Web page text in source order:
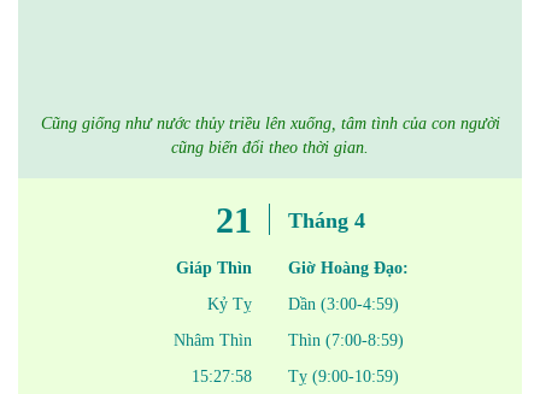
Cũng giống như nước thủy triều lên xuống, tâm tình của con người
cũng biến đổi theo thời gian.
21
Giáp Thìn
Kỷ Tỵ
Nhâm Thìn
15:27:58
Tháng 4
Giờ Hoàng Đạo:
Dần (3:00-4:59)
Thìn (7:00-8:59)
Tỵ (9:00-10:59)